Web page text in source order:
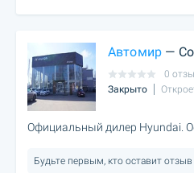
Автомир —
0
Закрыто
Официальный дилер Hyundai.
Будьте первым, кто оставит отзыв